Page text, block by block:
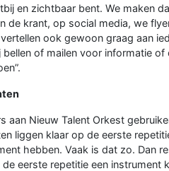
en zichtbaar bent. We maken
de krant, op social media, we
ook gewoon graag aan
bellen of mailen voor informatie
aan Nieuw Talent Orkest
liggen klaar op de eerste
hebben. Vaak is dat zo. Dan
de eerste repetitie een instrument